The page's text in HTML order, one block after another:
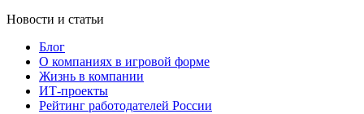
Новости и статьи
Блог
О компаниях в игровой форме
Жизнь в компании
ИТ-проекты
Рейтинг работодателей России